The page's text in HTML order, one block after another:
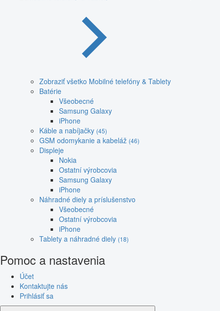
Zobraziť všetko Mobilné telefóny & Tablety
Batérie
Všeobecné
Samsung Galaxy
iPhone
Káble a nabíjačky (45)
GSM odomykanie a kabeláž (46)
Displeje
Nokia
Ostatní výrobcovia
Samsung Galaxy
iPhone
Náhradné diely a príslušenstvo
Všeobecné
Ostatní výrobcovia
iPhone
Tablety a náhradné diely (18)
Pomoc a nastavenia
Účet
Kontaktujte nás
Prihlásiť sa